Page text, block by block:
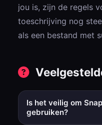
jou is, zijn de regels
toeschrijving nog
als een bestand met
Is het veilig om
gebruiken?